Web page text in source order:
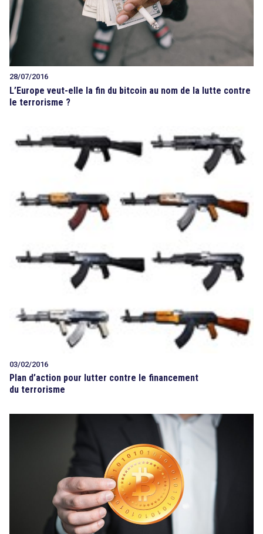
28/07/2016
L’Europe veut-elle la fin du bitcoin au nom de la lutte contre
le terrorisme ?
03/02/2016
Plan d’action pour lutter contre le financement
du terrorisme